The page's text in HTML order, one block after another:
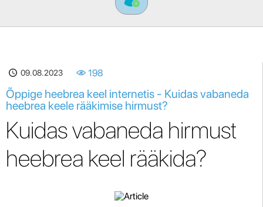
09.08.2023 198
Õppige heebrea keel internetis - Kuidas vabaneda
heebrea keele rääkimise hirmust?
Kuidas vabaneda hirmust
heebrea keel rääkida?